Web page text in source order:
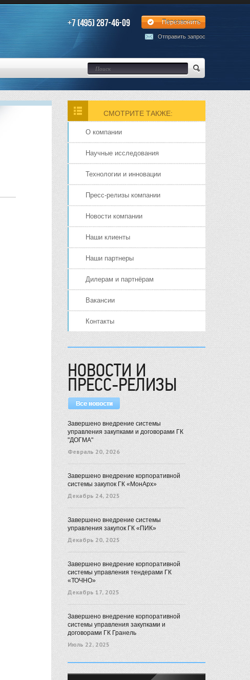
Перезвонить
Отправить запрос
СМОТРИТЕ ТАКЖЕ:
О компании
Научные исследования
Технологии и инновации
Пресс-релизы компании
Новости компании
Наши клиенты
Наши партнеры
Дилерам и партнёрам
Вакансии
Контакты
НОВОСТИ И
ПРЕСС-РЕЛИЗЫ
Завершено внедрение системы
управления закупками и договорами ГК
"ДОГМА"
Февраль 20, 2026
Завершено внедрение корпоративной
системы закупок ГК «МонАрх»
Декабрь 24, 2025
Завершено внедрение системы
управления закупок ГК «ПИК»
Декабрь 20, 2025
Завершено внедрение корпоративной
системы управления тендерами ГК
«ТОЧНО»
Декабрь 17, 2025
Завершено внедрение корпоративной
системы управления закупками и
договорами ГК Гранель
Июль 22, 2025